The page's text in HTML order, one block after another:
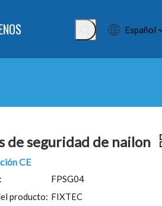
Español
de seguridad de nailon
CE
FPSG04
producto: FIXTEC